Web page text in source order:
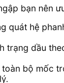
bạn nên
quát hệ
trạng dầu
toàn bộ mốc